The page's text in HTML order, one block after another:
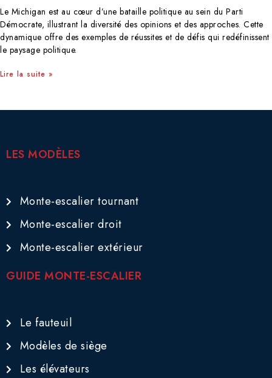
Le Michigan est au cœur d’une bataille politique au sein du Parti
Démocrate, illustrant la diversité des opinions et des approches. Cette
dynamique offre des exemples de réussites et de défis qui redéfinissent
le paysage politique.
Lire la suite »
LES MODÈLES
Monte-escalier tournant
Monte-escalier droit
Monte-escalier extérieur
GUIDE MONTE-ESCALIER
Le fauteuil
Modèles de siège
Les élévateurs